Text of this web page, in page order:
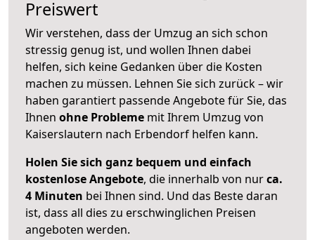
Preiswert
Wir verstehen, dass der Umzug an sich schon
stressig genug ist, und wollen Ihnen dabei
helfen, sich keine Gedanken über die Kosten
machen zu müssen. Lehnen Sie sich zurück – wir
haben garantiert passende Angebote für Sie, das
Ihnen ohne Probleme mit Ihrem Umzug von
Kaiserslautern nach Erbendorf helfen kann.
Holen Sie sich ganz bequem und einfach
kostenlose Angebote, die innerhalb von nurca.
4 Minuten bei Ihnen sind. Und das Beste daran
ist, dass all dies zu erschwinglichen Preisen
angeboten werden.